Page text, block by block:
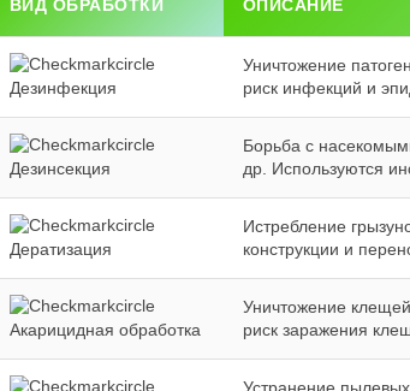
ВИД ОБРАБОТКИ ОПИСАНИЕ
Дезинфекция
Уничтожение
риск инфекций и
Дезинсекция
Борьба с
др. Используются
Дератизация
Истребление
конструкции и
Акарицидная обработка
Уничтожение
риск заражения